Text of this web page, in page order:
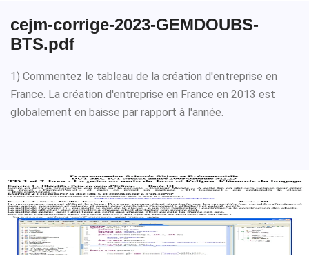
cejm-corrige-2023-GEMDOUBS-
BTS.pdf
1) Commentez le tableau de la création d'entreprise en
France. La création d'entreprise en France en 2013 est
globalement en baisse par rapport à l'année.